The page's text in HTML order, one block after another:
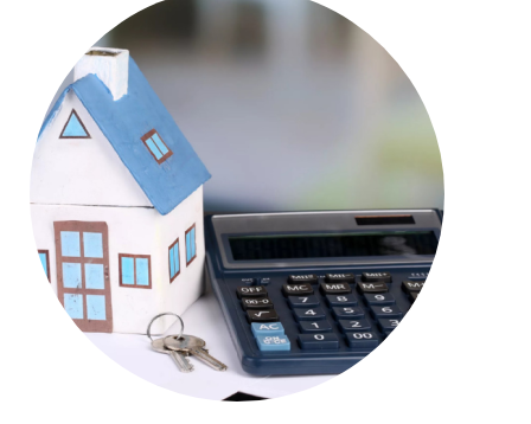
Публічна інформація
Особистий кабінет
Контакти